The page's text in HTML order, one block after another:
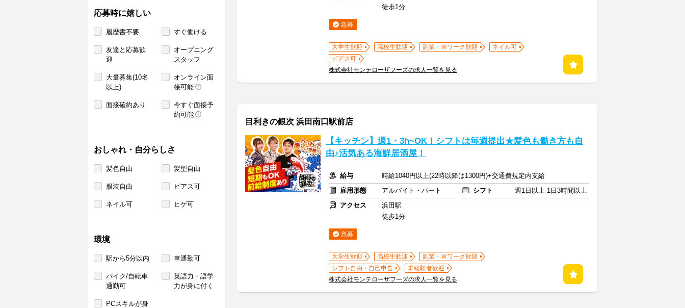
応募時に嬉しい
履歴書不要 すぐ働ける
友達と応募歓
迎
オープニング
スタッフ
大量募集(10名
以上)
オンライン面
接可能
面接確約あり
今すぐ面接予
約可能
おしゃれ・自分らしさ
髪色自由 髪型自由
服装自由 ピアス可
ネイル可 ヒゲ可
環境
駅から5分以内 車通勤可
バイク/自転車
通勤可
英語力・語学
力が身に付く
PCスキルが身
徒歩1分
急募
大学生歓迎 高校生歓迎 副業・Ｗワーク歓迎
ネイル可
ピアス可
株式会社モンテローザフーズの求人一覧を見る
目利きの銀次 浜田南口駅前店
【キッチン】週1・3h~OK！シフトは毎週提出★髪色も働き方も自
由♪活気ある海鮮居酒屋！
給与
時給1040円以上(22時以降は1300円)+交通費規定内支給
雇用形態
アルバイト・パート シフト
週1日以上 1日3時間以上
アクセス
浜田駅
徒歩1分
急募
大学生歓迎 高校生歓迎
副業・Ｗワーク歓迎
シフト自由・自己申告
未経験者歓迎
株式会社モンテローザフーズの求人一覧を見る